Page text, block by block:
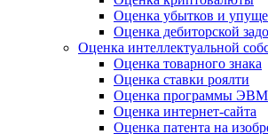
Оценка убытков и
Оценка дебиторской
Оценка интеллектуальной
Оценка товарного знака
Оценка ставки роялти
Оценка программы ЭВМ
Оценка интернет-сайта
Оценка патента на